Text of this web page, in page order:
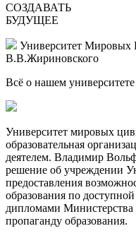
СОЗДАВАТЬ
БУДУЩЕЕ
Университет Мировых
В.В.Жириновского
Всё о нашем университете
Университет мировых
образовательная
деятелем. Владимир
решение об учреждении
предоставления
образования по
дипломами Министерства
пропаганду образования.